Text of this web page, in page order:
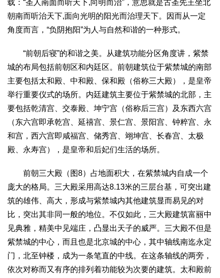
载：“圣人南面而听天下,向明而治”，意思就是古圣先王坐北
朝南而听治天下,面向光明的阳光而治理天下。因而从一定
角度而言，“负阴抱阳”为人与自然和谐的一种形式。
“前朝后寝”的和谐之美。从建筑功能分区角度讲，紫禁
城的布局包括前朝区和内廷区。前朝建筑位于紫禁城的南部
主要包括太和殿、中和殿、保和殿（俗称三大殿），是皇帝
举行重要仪式的场所。内廷建筑主要位于紫禁城的北部，主
要包括乾清宫、交泰殿、坤宁宫（俗称后三宫）及东西六宫
（东六宫即承乾宫、延禧宫、景仁宫、景阳宫、钟粹宫、永
和宫，西六宫即咸福宫、储秀宫、翊坤宫、长春宫、太极
殿、永寿宫），是皇帝和后妃们生活的场所。
前朝三大殿（图8）占地面积大，在紫禁城内自成一个
庞大的格局。三大殿采用高达8.13米的三层台基，可突出建
筑的雄伟、高大，形成与紫禁城内其他建筑显而易见的对
比，突出其非同一般的地位。不仅如此，三大殿建筑富丽中
见典雅，精美中见端庄，凸显出天子的威严。三大殿不但是
紫禁城的中心，而且也是北京城的中心，其中轴线南迄永定
门，北至钟楼，成为一条笔直的中线。在这条轴线的两旁，
依次对称而又有序的排列着功能较为次要的建筑。太和殿前